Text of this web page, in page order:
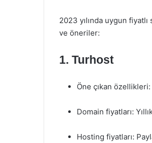
2023 yılında uygun
ve öneriler:
1. Turhost
Öne çıkan
Domain fiyatları:
Hosting fiyatları: